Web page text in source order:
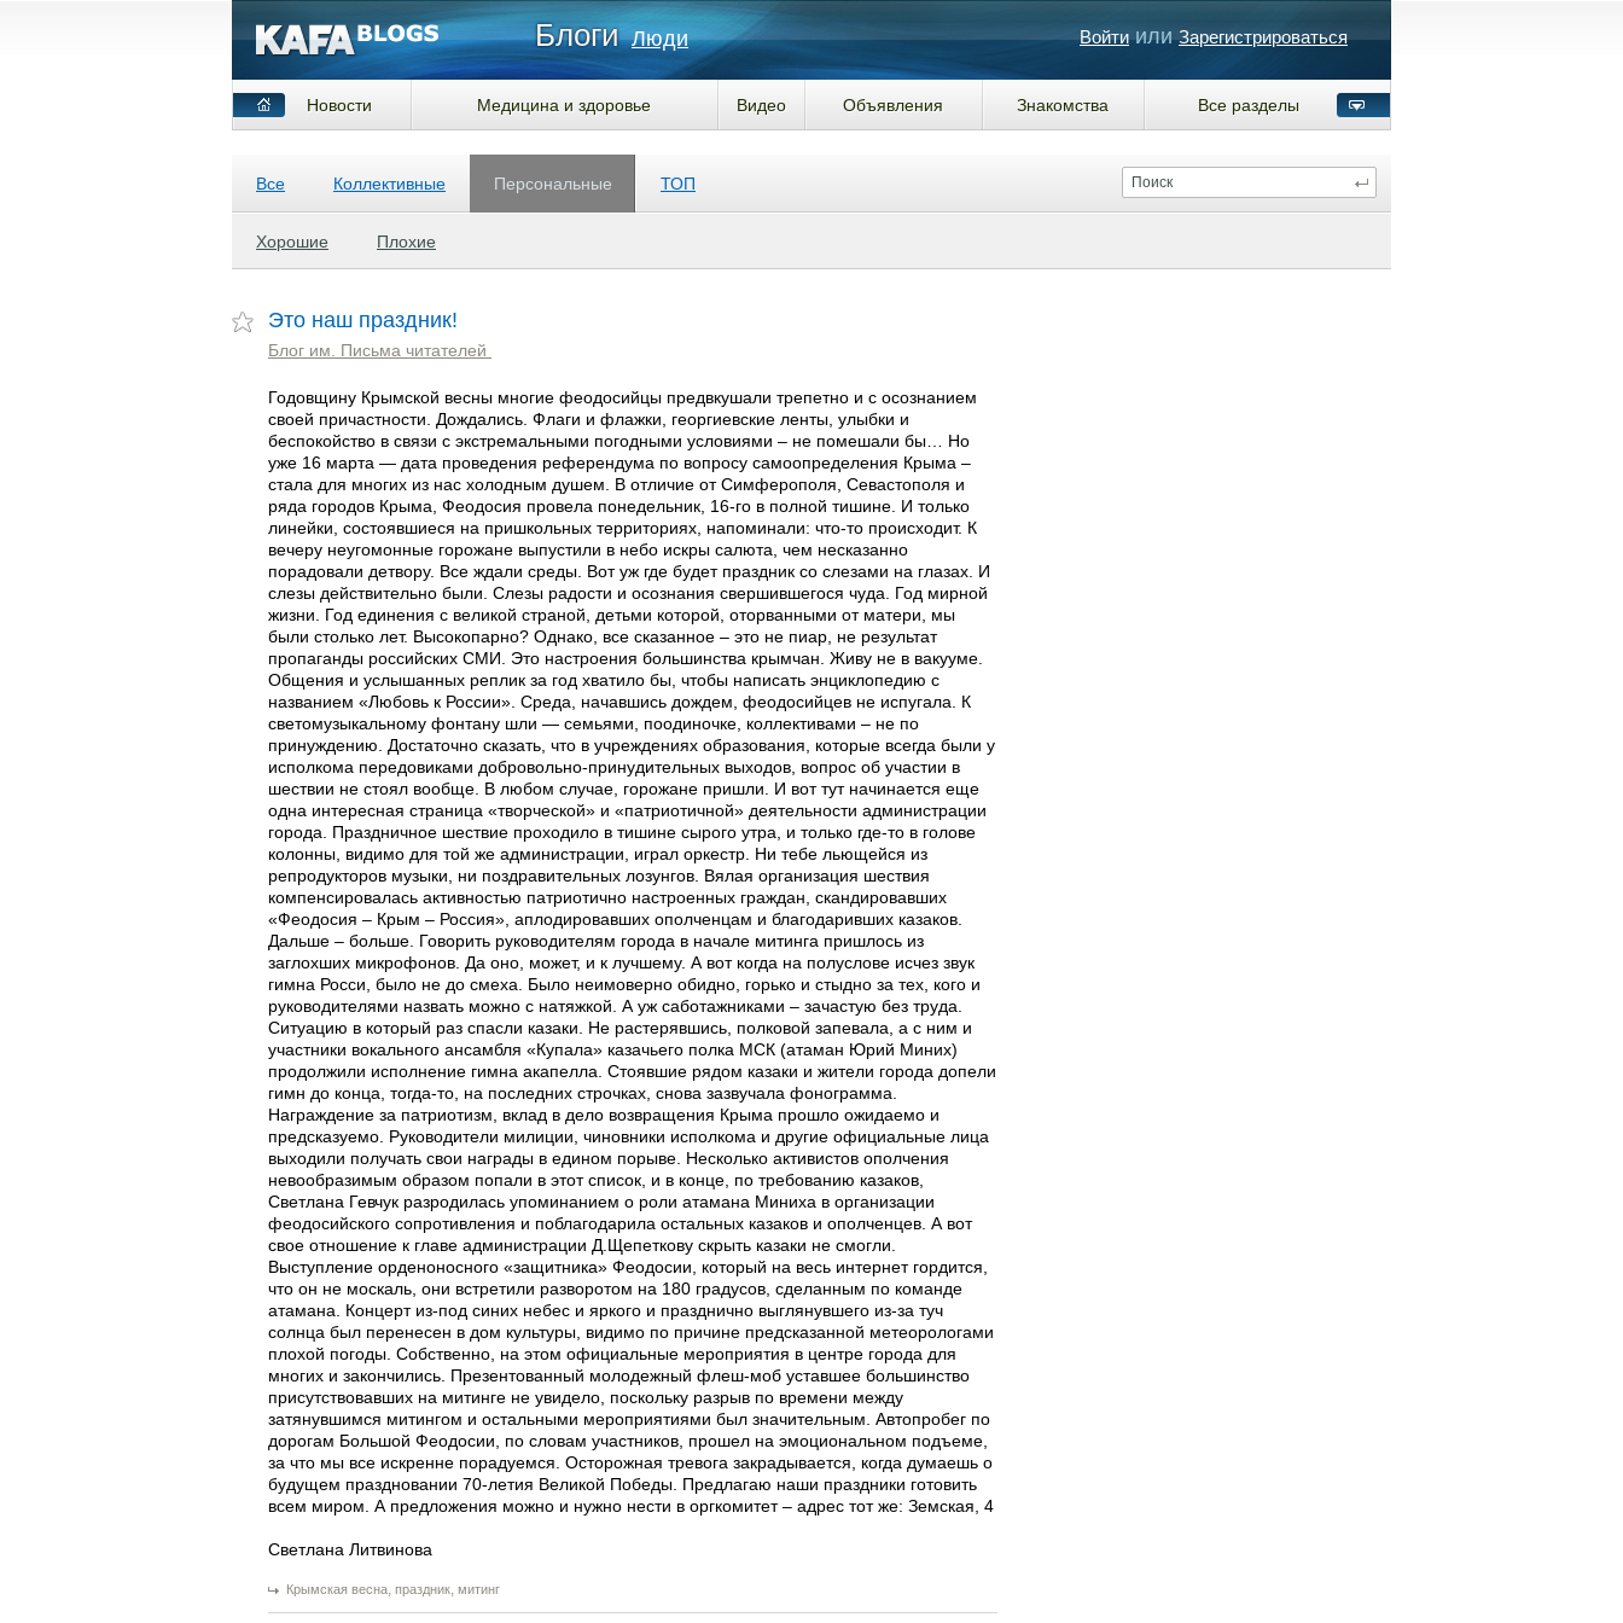
Блоги Люди ВойтиилиЗарегистрироваться
Новости Медицина и здоровье Видео Объявления Знакомства Все разделы
Все Коллективные Персональные
Хорошие Плохие
ТОП
Это наш праздник!
Блог им. Письма читателей
Годовщину Крымской весны многие феодосийцы предвкушали трепетно и с осознанием
своей причастности. Дождались. Флаги и флажки, георгиевские ленты, улыбки и
беспокойство в связи с экстремальными погодными условиями – не помешали бы… Но
уже 16 марта — дата проведения референдума по вопросу самоопределения Крыма –
стала для многих из нас холодным душем. В отличие от Симферополя, Севастополя и
ряда городов Крыма, Феодосия провела понедельник, 16-го в полной тишине. И только
линейки, состоявшиеся на пришкольных территориях, напоминали: что-то происходит. К
вечеру неугомонные горожане выпустили в небо искры салюта, чем несказанно
порадовали детвору. Все ждали среды. Вот уж где будет праздник со слезами на глазах. И
слезы действительно были. Слезы радости и осознания свершившегося чуда. Год мирной
жизни. Год единения с великой страной, детьми которой, оторванными от матери, мы
были столько лет. Высокопарно? Однако, все сказанное – это не пиар, не результат
пропаганды российских СМИ. Это настроения большинства крымчан. Живу не в вакууме.
Общения и услышанных реплик за год хватило бы, чтобы написать энциклопедию с
названием «Любовь к России». Среда, начавшись дождем, феодосийцев не испугала. К
светомузыкальному фонтану шли — семьями, поодиночке, коллективами – не по
принуждению. Достаточно сказать, что в учреждениях образования, которые всегда были у
исполкома передовиками добровольно-принудительных выходов, вопрос об участии в
шествии не стоял вообще. В любом случае, горожане пришли. И вот тут начинается еще
одна интересная страница «творческой» и «патриотичной» деятельности администрации
города. Праздничное шествие проходило в тишине сырого утра, и только где-то в голове
колонны, видимо для той же администрации, играл оркестр. Ни тебе льющейся из
репродукторов музыки, ни поздравительных лозунгов. Вялая организация шествия
компенсировалась активностью патриотично настроенных граждан, скандировавших
«Феодосия – Крым – Россия», аплодировавших ополченцам и благодаривших казаков.
Дальше – больше. Говорить руководителям города в начале митинга пришлось из
заглохших микрофонов. Да оно, может, и к лучшему. А вот когда на полуслове исчез звук
гимна Росси, было не до смеха. Было неимоверно обидно, горько и стыдно за тех, кого и
руководителями назвать можно с натяжкой. А уж саботажниками – зачастую без труда.
Ситуацию в который раз спасли казаки. Не растерявшись, полковой запевала, а с ним и
участники вокального ансамбля «Купала» казачьего полка МСК (атаман Юрий Миних)
продолжили исполнение гимна акапелла. Стоявшие рядом казаки и жители города допели
гимн до конца, тогда-то, на последних строчках, снова зазвучала фонограмма.
Награждение за патриотизм, вклад в дело возвращения Крыма прошло ожидаемо и
предсказуемо. Руководители милиции, чиновники исполкома и другие официальные лица
выходили получать свои награды в едином порыве. Несколько активистов ополчения
невообразимым образом попали в этот список, и в конце, по требованию казаков,
Светлана Гевчук разродилась упоминанием о роли атамана Миниха в организации
феодосийского сопротивления и поблагодарила остальных казаков и ополченцев. А вот
свое отношение к главе администрации Д.Щепеткову скрыть казаки не смогли.
Выступление орденоносного «защитника» Феодосии, который на весь интернет гордится,
что он не москаль, они встретили разворотом на 180 градусов, сделанным по команде
атамана. Концерт из-под синих небес и яркого и празднично выглянувшего из-за туч
солнца был перенесен в дом культуры, видимо по причине предсказанной метеорологами
плохой погоды. Собственно, на этом официальные мероприятия в центре города для
многих и закончились. Презентованный молодежный флеш-моб уставшее большинство
присутствовавших на митинге не увидело, поскольку разрыв по времени между
затянувшимся митингом и остальными мероприятиями был значительным. Автопробег по
дорогам Большой Феодосии, по словам участников, прошел на эмоциональном подъеме,
за что мы все искренне порадуемся. Осторожная тревога закрадывается, когда думаешь о
будущем праздновании 70-летия Великой Победы. Предлагаю наши праздники готовить
всем миром. А предложения можно и нужно нести в оргкомитет – адрес тот же: Земская, 4
Светлана Литвинова
Крымская весна, праздник, митинг